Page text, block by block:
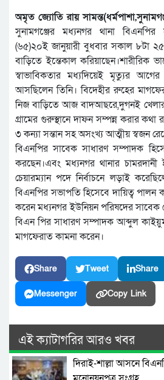
অমৃত জ্যোতি রায়
সুনামগঞ্জের মধ্যনগর থানা
(৬৫)২০ই জানুয়ারী বুধবার সকাল ৮টা
বাড়িতে ইন্তেকাল করিয়াছেন।শারীরিক
স্বাভাবিকতার মধ্যদিয়েই মৃত্যুর
আসছিলেন তিনি। বিদেহীর রুহের
নিজ বাড়িতে আজ বাদআছরে,দুগনই খেলার
গ্রামের গুরুস্থানে দাফন সম্পন্ন করার
৩ কন্যা সন্তান সহ অসংখ্য আত্মীয় স্বজন
বিএনপির সাবেক সাধারণ সম্পাদক
করছেন।এবং মধ্যনগর থানার চামরদানী
চেয়ারম্যান পদে নির্বাচনে লড়াই
বিএনপির সভাপতি হিসেবে দায়িত্ব পালন
করেন মধ্যনগর ইউনিয়ন পরিষদের সাবেক
বিএন পির সাধারণ সম্পাদক আব্দুল
মাগফেরাত কামনা করেন।
Share Tweet Share
Messenger Copy Link
এই ক্যাটাগরির আরও খবর
দিরাই-শাল্লা আসনে